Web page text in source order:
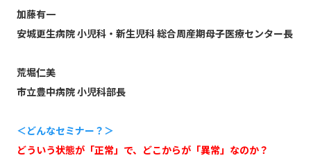
加藤有一
安城更生病院 小児科・新生児科 総合周産期母子医療センター長
荒堀仁美
市立豊中病院 小児科部長
＜どんなセミナー？＞
どういう状態が「正常」で、どこからが「異常」なのか？